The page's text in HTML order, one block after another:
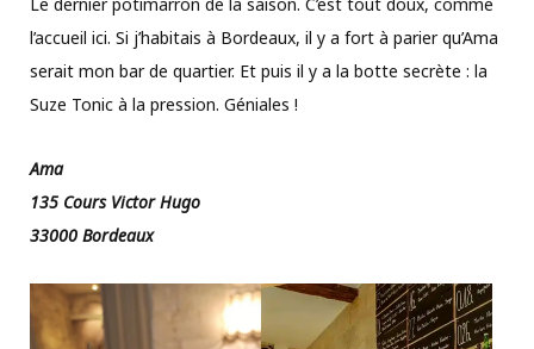
Le dernier potimarron de la saison. C’est tout doux, comme
l’accueil ici. Si j’habitais à Bordeaux, il y a fort à parier qu’Ama
serait mon bar de quartier. Et puis il y a la botte secrète : la
Suze Tonic à la pression. Géniales !
Ama
135 Cours Victor Hugo
33000 Bordeaux